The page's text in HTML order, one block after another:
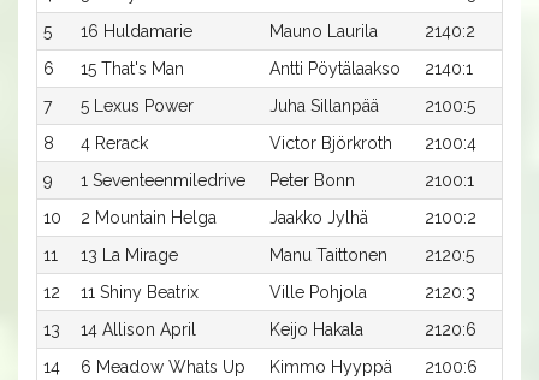
5
16 Huldamarie Mauno Laurila 2140:2
6
15 That's Man Antti Pöytälaakso 2140:1
7
5 Lexus Power Juha Sillanpää 2100:5
8
4 Rerack Victor Björkroth 2100:4
9
1 Seventeenmiledrive Peter Bonn 2100:1
10
2 Mountain Helga Jaakko Jylhä 2100:2
11
13 La Mirage Manu Taittonen 2120:5
12
11 Shiny Beatrix Ville Pohjola 2120:3
13
14 Allison April Keijo Hakala 2120:6
14
6 Meadow Whats Up Kimmo Hyyppä 2100:6